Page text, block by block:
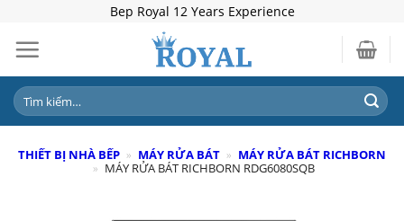
content
Bep Royal 12 Years Experience
Tìm
kiếm:
THIẾT BỊ NHÀ BẾP » MÁY RỬA BÁT » MÁY RỬA BÁT RICHBORN
» MÁY RỬA BÁT RICHBORN RDG6080SQB